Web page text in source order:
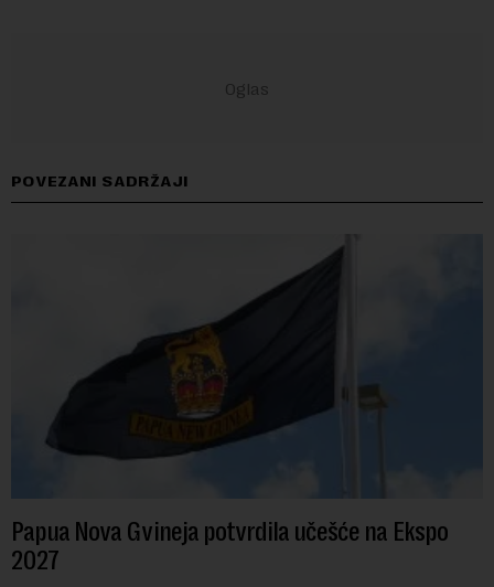
POVEZANI SADRŽAJI
Papua Nova Gvineja potvrdila učešće na Ekspo
2027